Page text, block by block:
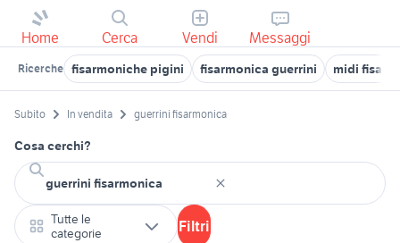
Home Cerca Vendi Messaggi
Ricerche fisarmoniche pigini fisarmonica guerrini midi
Subito In vendita guerrini fisarmonica
Cosa cerchi?
Tutte le
categorie
Filtri